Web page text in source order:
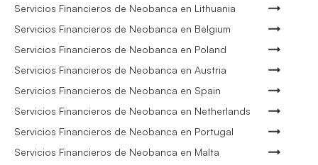
Servicios Financieros de Neobanca en Lithuania
Servicios Financieros de Neobanca en Belgium
Servicios Financieros de Neobanca en Poland
Servicios Financieros de Neobanca en Austria
Servicios Financieros de Neobanca en Spain
Servicios Financieros de Neobanca en Netherlands
Servicios Financieros de Neobanca en Portugal
Servicios Financieros de Neobanca en Malta